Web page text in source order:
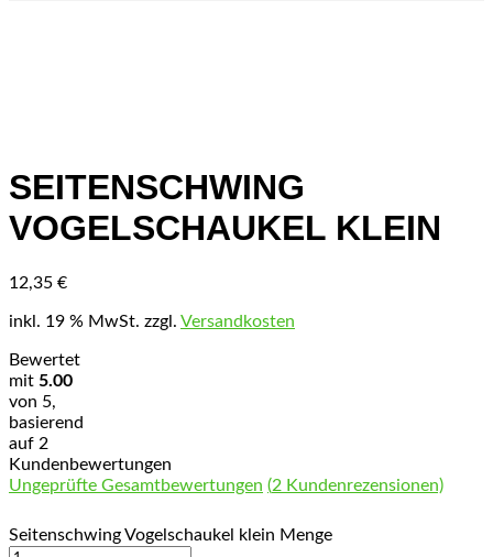
SEITENSCHWING
VOGELSCHAUKEL KLEIN
12,35 €
inkl. 19 % MwSt. zzgl. Versandkosten
Bewertet
mit 5.00
von 5,
basierend
auf 2
Kundenbewertungen
Ungeprüfte Gesamtbewertungen (2 Kundenrezensionen)
Seitenschwing Vogelschaukel klein Menge